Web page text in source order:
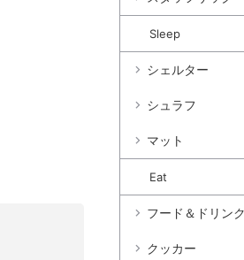
Sleep
シェルター
シュラフ
マット
Eat
フード＆ドリンク
クッカー